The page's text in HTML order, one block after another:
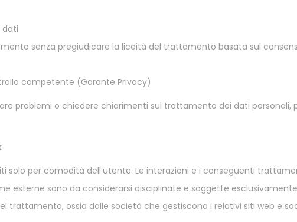
dati
senza pregiudicare la liceità del trattamento basata sul
competente (Garante Privacy)
problemi o chiedere chiarimenti sul trattamento dei dati personali,
solo per comodità dell’utente. Le interazioni e i conseguenti
esterne sono da considerarsi disciplinate e soggette
trattamento, ossia dalle società che gestiscono i relativi siti web e